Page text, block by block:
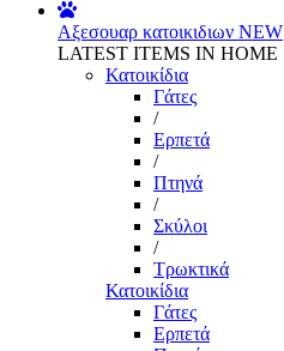
Αξεσουαρ κατοικιδιων NEW
LATEST ITEMS IN HOME
Κατοικίδια
Γάτες
/
Ερπετά
/
Πτηνά
/
Σκύλοι
/
Τρωκτικά
Κατοικίδια
Γάτες
Ερπετά